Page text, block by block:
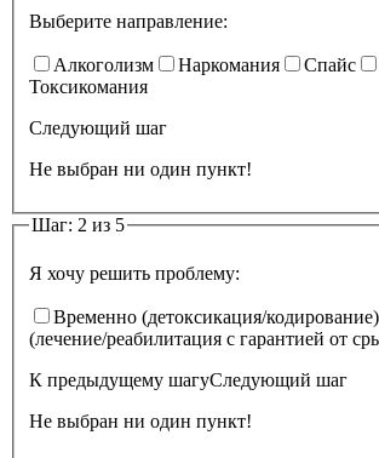
Выберите направление:
Алкоголизм Наркомания Спайс
Токсикомания
Следующий шаг
Не выбран ни один пункт!
Шаг: 2 из 5
Я хочу решить проблему:
Временно (детоксикация/кодирование)
(лечение/реабилитация с гарантией от
К предыдущему шагуСледующий шаг
Не выбран ни один пункт!